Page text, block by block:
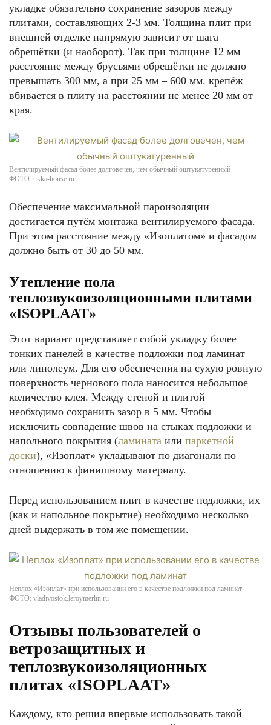
укладке обязательно сохранение зазоров между
плитами, составляющих 2-3 мм. Толщина плит при
внешней отделке напрямую зависит от шага
обрешётки (и наоборот). Так при толщине 12 мм
расстояние между брусьями обрешётки не должно
превышать 300 мм, а при 25 мм – 600 мм. крепёж
вбивается в плиту на расстоянии не менее 20 мм от
края.
Вентилируемый фасад более долговечен, чем обычный оштукатуренный
ФОТО: ukka-house.ru
Обеспечение максимальной пароизоляции
достигается путём монтажа вентилируемого фасада.
При этом расстояние между «Изоплатом» и фасадом
должно быть от 30 до 50 мм.
Утепление пола
теплозвукоизоляционными плитами
«ISOPLAAT»
Этот вариант представляет собой укладку более
тонких панелей в качестве подложки под ламинат
или линолеум. Для его обеспечения на сухую ровную
поверхность чернового пола наносится небольшое
количество клея. Между стеной и плитой
необходимо сохранить зазор в 5 мм. Чтобы
исключить совпадение швов на стыках подложки и
напольного покрытия (ламината или паркетной
доски), «Изоплат» укладывают по диагонали по
отношению к финишному материалу.
Перед использованием плит в качестве подложки, их
(как и напольное покрытие) необходимо несколько
дней выдержать в том же помещении.
Неплох «Изоплат» при использовании его в качестве подложки под ламинат
ФОТО: vladivostok.leroymerlin.ru
Отзывы пользователей о
ветрозащитных и
теплозвукоизоляционных
плитах «ISOPLAAT»
Каждому, кто решил впервые использовать такой